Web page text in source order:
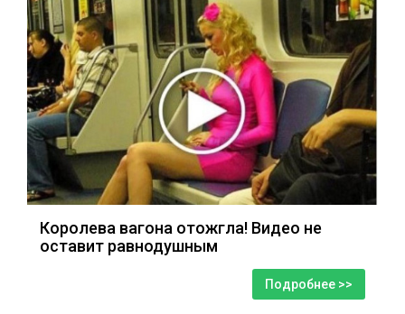
Королева вагона отожгла! Видео не
оставит равнодушным
Подробнее >>